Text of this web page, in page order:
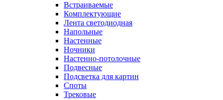
Встраиваемые
Комплектующие
Лента светодиодная
Напольные
Настенные
Ночники
Настенно-потолочные
Подвесные
Подсветка для картин
Споты
Трековые